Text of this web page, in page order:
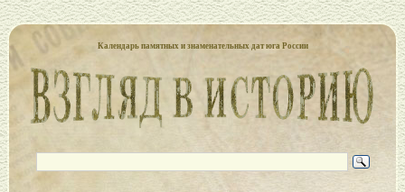
Календарь памятных и знаменательных дат юга России